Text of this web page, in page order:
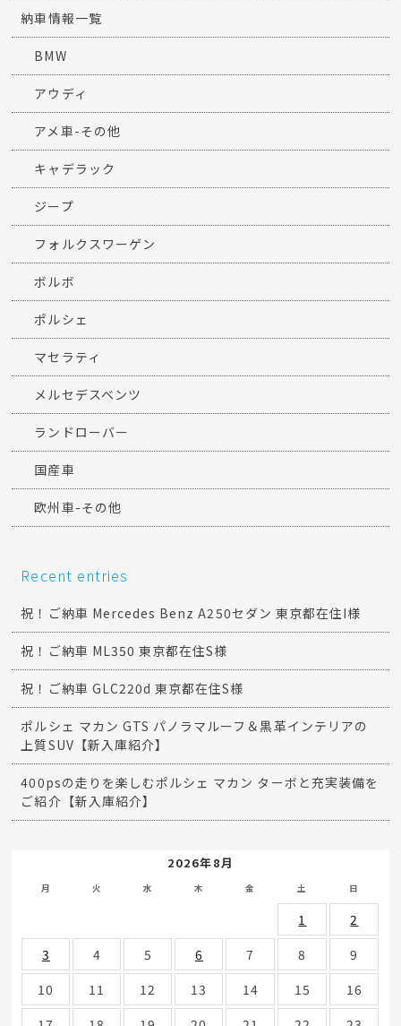
納車情報一覧
BMW
アウディ
アメ車-その他
キャデラック
ジープ
フォルクスワーゲン
ボルボ
ポルシェ
マセラティ
メルセデスベンツ
ランドローバー
国産車
欧州車-その他
Recent entries
祝！ご納車 Mercedes Benz A250セダン 東京都在住I様
祝！ご納車 ML350 東京都在住S様
祝！ご納車 GLC220d 東京都在住S様
ポルシェ マカン GTS パノラマルーフ＆黒革インテリアの
上質SUV【新入庫紹介】
400psの走りを楽しむポルシェ マカン ターボと充実装備を
ご紹介【新入庫紹介】
2026年8月
月 火 水 木 金 土 日
1
2
3
4 5 6 7 8
9
10
11 12 13 14 15
16